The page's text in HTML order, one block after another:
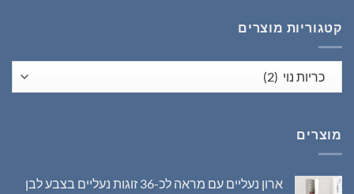
קטגוריות מוצרים
מוצרים
ארון נעליים עם מראה לכ-36 זוגות נעליים בצבע לבן